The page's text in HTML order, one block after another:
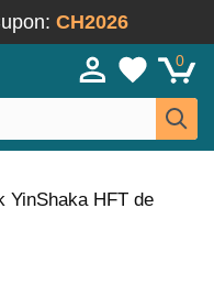
CH2026
0
YinShaka HFT de